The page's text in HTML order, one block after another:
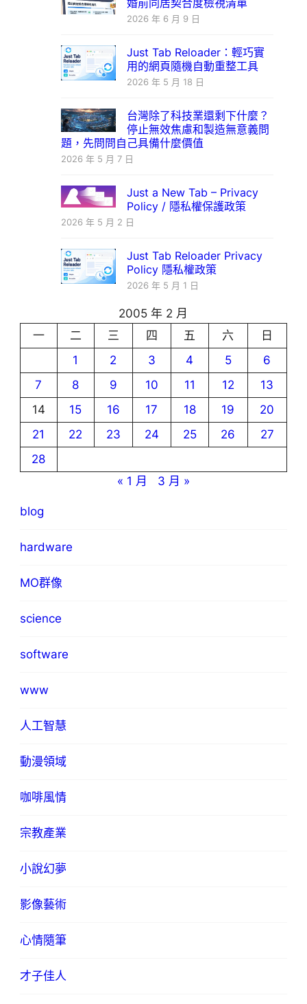
婚前同居契合度檢視清單
2026 年 6 月 9 日
Just Tab Reloader：輕巧實
用的網頁隨機自動重整工具
2026 年 5 月 18 日
台灣除了科技業還剩下什麼？
停止無效焦慮和製造無意義問
題，先問問自己具備什麼價值
2026 年 5 月 7 日
Just a New Tab – Privacy
Policy / 隱私權保護政策
2026 年 5 月 2 日
Just Tab Reloader Privacy
Policy 隱私權政策
2026 年 5 月 1 日
2005 年 2 月
一
二 三 四 五 六
日
1
2 3 4 5
6
7
8 9 10 11 12
13
14
15 16 17 18 19
20
21
22 23 24 25 26
27
28
« 1 月
3 月 »
blog
hardware
MO群像
science
software
www
人工智慧
動漫領域
咖啡風情
宗教產業
小說幻夢
影像藝術
心情隨筆
才子佳人